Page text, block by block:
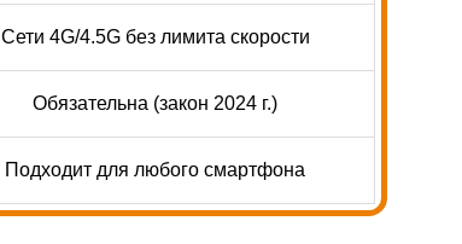
Сети 4G/4.5G без лимита скорости
Обязательна (закон 2024 г.)
Подходит для любого смартфона